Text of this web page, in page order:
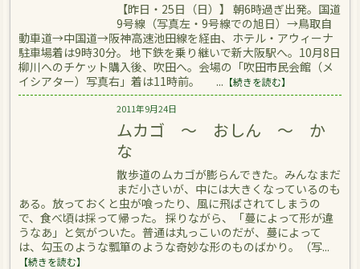
【昨日・25日（日）】 朝6時過ぎ出発。国道
9号線（写真左・9号線での旭日）→鳥取自
動車道→中国道→阪神高速池田線を経由、ホテル・アウィーナ
駐車場着は9時30分。 地下鉄を乗り継いで新大阪駅へ。10月8日
柳川へのチケット購入後、吹田へ。会場の「吹田市民会館（メ
イシアター）写真右」着は11時前。 ... 【続きを読む】
2011年9月24日
ムカゴ ～ おしん ～ か
な
散歩道のムカゴが膨らんできた。みんなまだ
まだ小さいが、中には大きくなっているのも
ある。放っておくと虫が喰ったり、風に飛ばされてしまうの
で、食べ頃は採って帰った。 採りながら、「蔓によって形が違
うなあ」と気がついた。普通は丸っこいのだが、蔓によって
は、勾玉のような瓢箪のような奇妙な形のものばかり。（写...
【続きを読む】